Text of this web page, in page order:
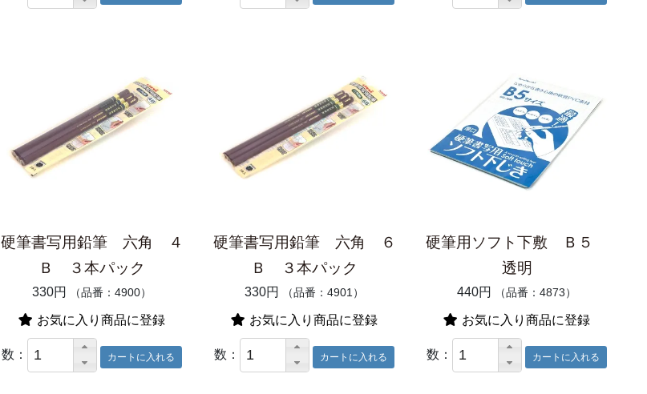
硬筆書写用鉛筆 六角 ４
Ｂ ３本パック
330円 （品番：4900）
お気に入り商品に登録
数：
硬筆書写用鉛筆 六角 ６
Ｂ ３本パック
330円 （品番：4901）
お気に入り商品に登録
数：
硬筆用ソフト下敷 Ｂ５
透明
440円 （品番：4873）
お気に入り商品に登録
数：